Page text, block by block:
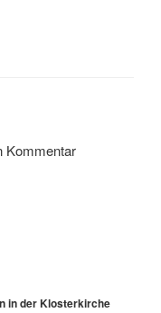
Kommentar
in der Klosterkirche